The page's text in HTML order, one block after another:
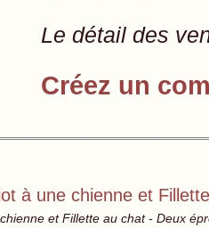
Le détail des
Créez un
à une chienne et
et Fillette au chat - Deux